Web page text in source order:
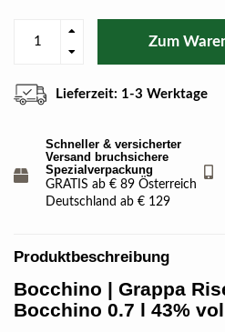
Zum
Lieferzeit: 1-3 Werktage
Schneller & versicherter
Versand bruchsichere
Spezialverpackung
GRATIS ab € 89 Österreich
Deutschland ab € 129
Produktbeschreibung
Bocchino | Grappa
Bocchino 0.7 l 43% vol